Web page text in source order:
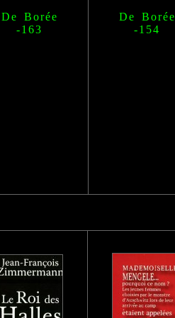
De Borée
-163
De Borée
-154